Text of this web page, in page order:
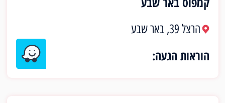
הרצל 39, באר שבע
הוראות הגעה: